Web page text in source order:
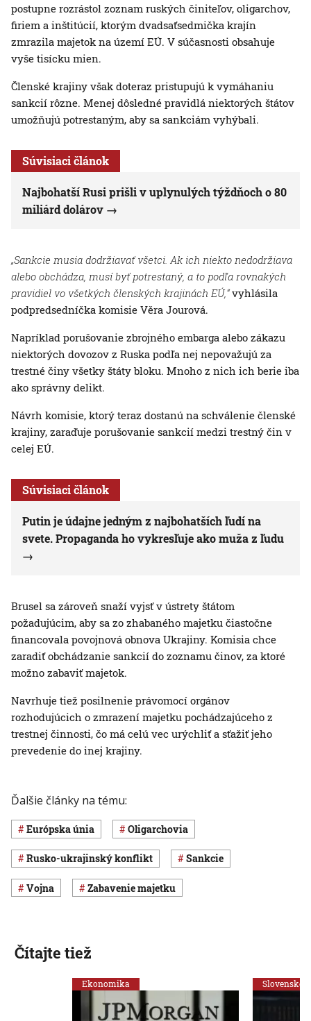
postupne rozrástol zoznam ruských činiteľov, oligarchov,
firiem a inštitúcií, ktorým dvadsaťsedmička krajín
zmrazila majetok na území EÚ. V súčasnosti obsahuje
vyše tisícku mien.
Členské krajiny však doteraz pristupujú k vymáhaniu
sankcií rôzne. Menej dôsledné pravidlá niektorých štátov
umožňujú potrestaným, aby sa sankciám vyhýbali.
Súvisiaci článok
Najbohatší Rusi prišli v uplynulých týždňoch o 80
miliárd dolárov
„Sankcie musia dodržiavať všetci. Ak ich niekto nedodržiava
alebo obchádza, musí byť potrestaný, a to podľa rovnakých
pravidiel vo všetkých členských krajinách EÚ,“vyhlásila
podpredsedníčka komisie Věra Jourová.
Napríklad porušovanie zbrojného embarga alebo zákazu
niektorých dovozov z Ruska podľa nej nepovažujú za
trestné činy všetky štáty bloku. Mnoho z nich ich berie iba
ako správny delikt.
Návrh komisie, ktorý teraz dostanú na schválenie členské
krajiny, zaraďuje porušovanie sankcií medzi trestný čin v
celej EÚ.
Súvisiaci článok
Putin je údajne jedným z najbohatších ľudí na
svete. Propaganda ho vykresľuje ako muža z ľudu
Brusel sa zároveň snaží vyjsť v ústrety štátom
požadujúcim, aby sa zo zhabaného majetku čiastočne
financovala povojnová obnova Ukrajiny. Komisia chce
zaradiť obchádzanie sankcií do zoznamu činov, za ktoré
možno zabaviť majetok.
Navrhuje tiež posilnenie právomocí orgánov
rozhodujúcich o zmrazení majetku pochádzajúceho z
trestnej činnosti, čo má celú vec urýchliť a sťažiť jeho
prevedenie do inej krajiny.
Ďalšie články na tému:
Európska únia oligarchovia
rusko-ukrajinský konflikt sankcie
vojna zabavenie majetku
Čítajte tiež
Ekonomika Slovensko